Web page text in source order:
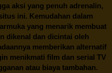
aksi yang penuh adrenalin,
ini. Kemudahan dalam
yang menarik membuat
dikenal dan dicintai oleh
memberikan alternatif
menikmati film dan serial TV
atau biaya tambahan.